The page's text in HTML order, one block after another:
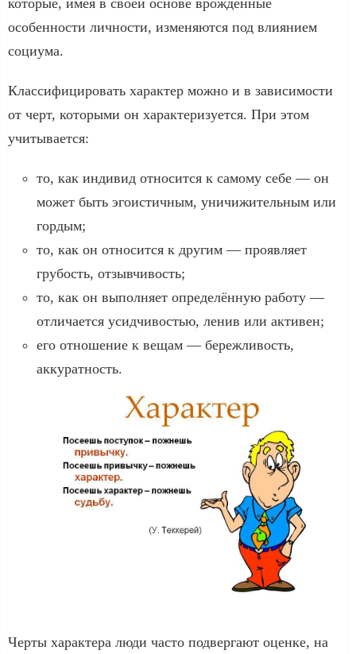
особенности личности, изменяются под влиянием
социума.
Классифицировать характер можно и в зависимости
от черт, которыми он характеризуется. При этом
учитывается:
то, как индивид относится к самому себе — он
может быть эгоистичным, уничижительным или
гордым;
то, как он относится к другим — проявляет
грубость, отзывчивость;
то, как он выполняет определённую работу —
отличается усидчивостью, ленив или активен;
его отношение к вещам — бережливость,
аккуратность.
Черты характера люди часто подвергают оценке, на